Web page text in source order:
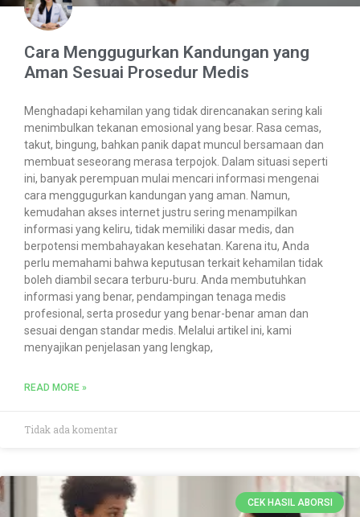
Cara Menggugurkan Kandungan yang
Aman Sesuai Prosedur Medis
Menghadapi kehamilan yang tidak direncanakan sering kali
menimbulkan tekanan emosional yang besar. Rasa cemas,
takut, bingung, bahkan panik dapat muncul bersamaan dan
membuat seseorang merasa terpojok. Dalam situasi seperti
ini, banyak perempuan mulai mencari informasi mengenai
cara menggugurkan kandungan yang aman. Namun,
kemudahan akses internet justru sering menampilkan
informasi yang keliru, tidak memiliki dasar medis, dan
berpotensi membahayakan kesehatan. Karena itu, Anda
perlu memahami bahwa keputusan terkait kehamilan tidak
boleh diambil secara terburu-buru. Anda membutuhkan
informasi yang benar, pendampingan tenaga medis
profesional, serta prosedur yang benar-benar aman dan
sesuai dengan standar medis. Melalui artikel ini, kami
menyajikan penjelasan yang lengkap,
READ MORE »
Tidak ada komentar
CEK HASIL ABORSI